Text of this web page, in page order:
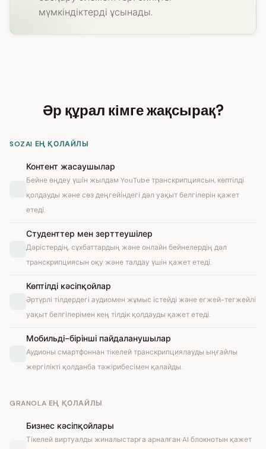
мүмкіндіктерді ұсынады.
Әр құрал кімге жақсырақ?
SOZAI ЕҢ ҚОЛАЙЛЫ
Контент жасаушылар
Бейне өңдеу үшін жылдам YouTube транскрипциясын, көптілді
қолдауды және сөз деңгейіндегі дәл уақыт белгілерін қажет
етеді.
Студенттер мен зерттеушілер
Дәрістердің, сұхбаттардың және онлайн бейнелердің дәл
транскрипциясын оқу және талдау үшін қажет етеді.
Көптілді кәсіпқойлар
Әртүрлі тілдердегі аудиомен жұмыс істейді және егжей-тегжейлі
уақыт белгілерімен кең тілдік қолдауды қажет етеді.
Мобильді-бірінші пайдаланушылар
Аудионы смартфоннан тікелей транскрипциялауды ыңғайлы
жергілікті қолданба тәжірибесімен қалайды.
GRANOLA ЕҢ ҚОЛАЙЛЫ
Бизнес кәсіпқойлары
Тікелей виртуалды жиналыстарға арналған AI блокнотын қажет